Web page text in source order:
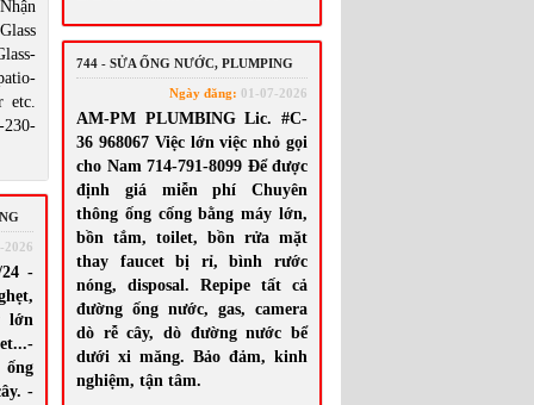
etc.
744 - SỬA ỐNG NƯỚC, PLUMPING
Ngày đăng: 01-07-2026
AM-PM PLUMBING Lic. #C-
36 968067 Việc lớn việc nhỏ gọi
cho Nam 714-791-8099 Để được
định giá miễn phí Chuyên
thông ống cống bằng máy lớn,
bồn tắm, toilet, bồn rửa mặt
thay faucet bị rỉ, bình rước
nóng, disposal. Repipe tất cả
đường ống nước, gas, camera
dò rễ cây, dò đường nước bể
dưới xi măng. Bảo đảm, kinh
nghiệm, tận tâm.
2026
-
lớn
-